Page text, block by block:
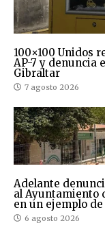
100×100 Unidos
AP-7 y denuncia
Gibraltar
7 agosto 2026
Adelante
al Ayuntamiento
en un ejemplo
6 agosto 2026